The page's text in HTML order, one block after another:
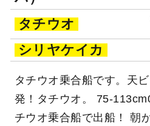
タチウオ
シリヤケイカ
タチウオ乗合船です。天
発！タチウオ。 75-
チウオ乗合船で出船！ 朝